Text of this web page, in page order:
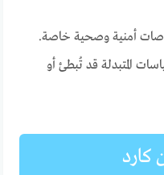
أمنية وصحية خاصة.
المتبدلة قد تُبطئ أو
كارد